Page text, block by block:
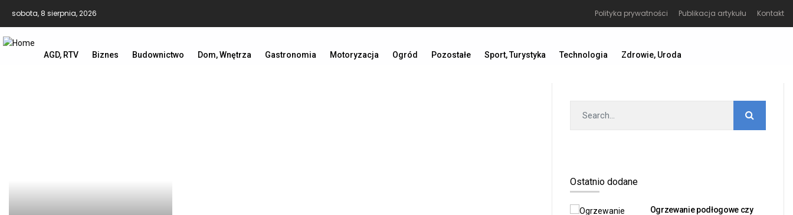
sobota, 8 sierpnia, 2026 Polityka prywatności Publikacja artykułu Kontakt
AGD, RTV Biznes Budownictwo Dom, Wnętrza Gastronomia Motoryzacja Ogród Pozostałe Sport, Turystyka Technologia Zdrowie, Uroda
Ostatnio dodane
Ogrzewanie podłogowe czy